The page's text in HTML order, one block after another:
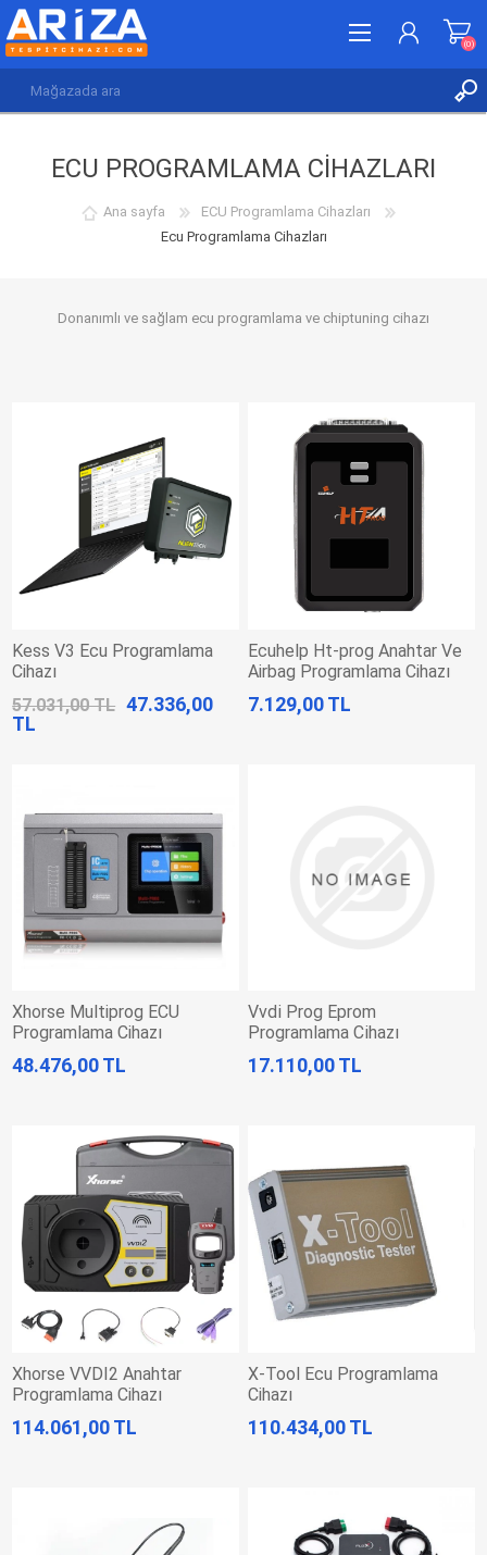
GIRIŞ YAP
(0)
ECU PROGRAMLAMA CIHAZLARI
Ana sayfa
ECU Programlama Cihazları
Ecu Programlama Cihazları
Donanımlı ve sağlam ecu programlama ve chiptuning cihazı
Kess V3 Ecu Programlama
Cihazı
57.031,00 TL 47.336,00
TL
Ecuhelp Ht-prog Anahtar Ve
Airbag Programlama Cihazı
7.129,00 TL
Xhorse Multiprog ECU
Programlama Cihazı
48.476,00 TL
Vvdi̇ Prog Eprom
Programlama Ci̇hazı
17.110,00 TL
Xhorse VVDI2 Anahtar
Programlama Cihazı
114.061,00 TL
X-Tool Ecu Programlama
Cihazı
110.434,00 TL